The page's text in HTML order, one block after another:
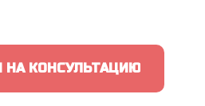
НА КОНСУЛЬТАЦИЮ